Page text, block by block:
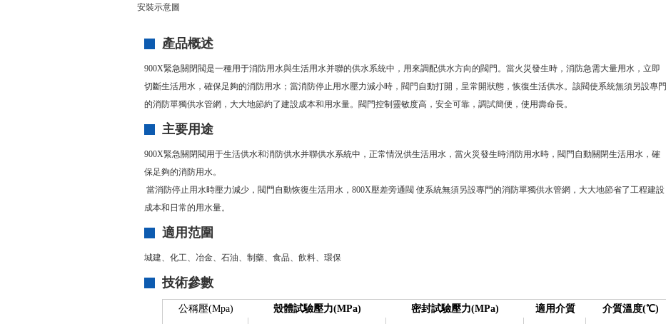
安裝示意圖
產品概述
900X緊急關閉閥是一種用于消防用水與生活用水并聯的供水系統中，用來調配供水方向的閥門。當火災發生時，消防急需大量用水，立即
切斷生活用水，確保足夠的消防用水；當消防停止用水壓力減小時，閥門自動打開，呈常開狀態，恢復生活供水。該閥使系統無須另設專門
的消防單獨供水管網，大大地節約了建設成本和用水量。閥門控制靈敏度高，安全可靠，調試簡便，使用壽命長。
主要用途
900X緊急關閉閥用于生活供水和消防供水并聯供水系統中，正常情況供生活用水，當火災發生時消防用水時，閥門自動關閉生活用水，確
保足夠的消防用水。
當消防停止用水時壓力減少，閥門自動恢復生活用水，800X壓差旁通閥 使系統無須另設專門的消防單獨供水管網，大大地節省了工程建設
成本和日常的用水量。
適用范圍
城建、化工、冶金、石油、制藥、食品、飲料、環保
技術參數
公稱壓(Mpa) 殼體試驗壓力(MPa) 密封試驗壓力(MPa) 適用介質
介質溫度(℃)